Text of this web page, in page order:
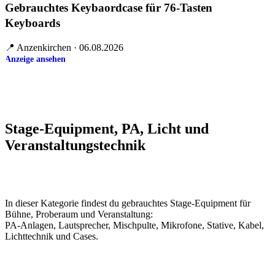
Gebrauchtes Keybaordcase für 76-Tasten
Keyboards
📍 Anzenkirchen · 06.08.2026
Anzeige ansehen
Stage-Equipment, PA, Licht und
Veranstaltungstechnik
In dieser Kategorie findest du gebrauchtes Stage-Equipment für
Bühne, Proberaum und Veranstaltung:
PA-Anlagen, Lautsprecher, Mischpulte, Mikrofone, Stative, Kabel,
Lichttechnik und Cases.